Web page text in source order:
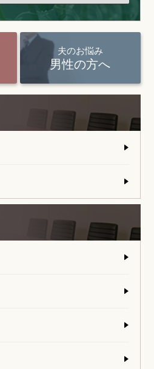
夫のお悩み
男性の方へ